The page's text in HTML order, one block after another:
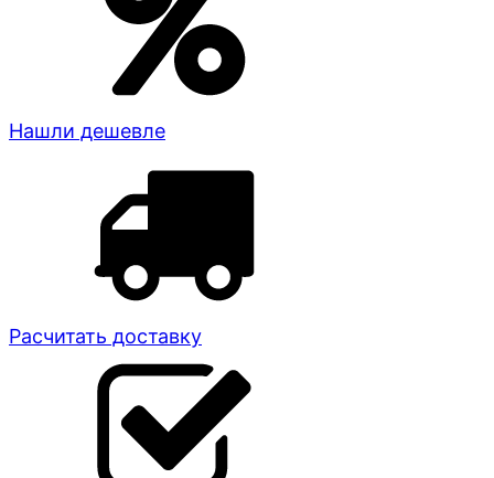
Нашли дешевле
Расчитать доставку